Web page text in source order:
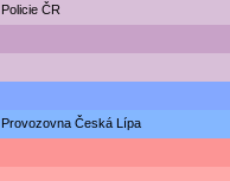
Policie ČR
Provozovna Česká Lípa